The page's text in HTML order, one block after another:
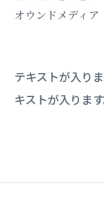
オウンドメディア
テキストが入り
キストが入りま